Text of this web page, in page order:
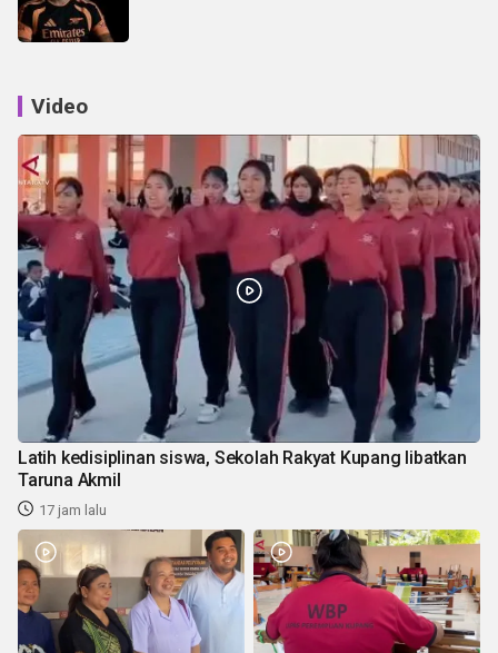
Video
Latih kedisiplinan siswa, Sekolah Rakyat Kupang libatkan
Taruna Akmil
17 jam lalu